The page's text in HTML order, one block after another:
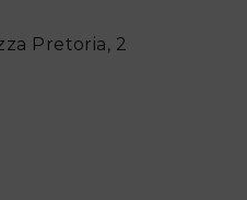
Pretoria, 2